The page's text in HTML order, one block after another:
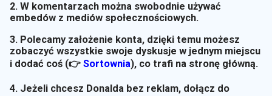
2. W komentarzach można swobodnie używać
embedów z mediów społecznościowych.
3. Polecamy założenie konta, dzięki temu możesz
zobaczyć wszystkie swoje dyskusje w jednym miejscu
i dodać coś (👉 Sortownia), co trafi na stronę główną.
4. Jeżeli chcesz Donalda bez reklam, dołącz do